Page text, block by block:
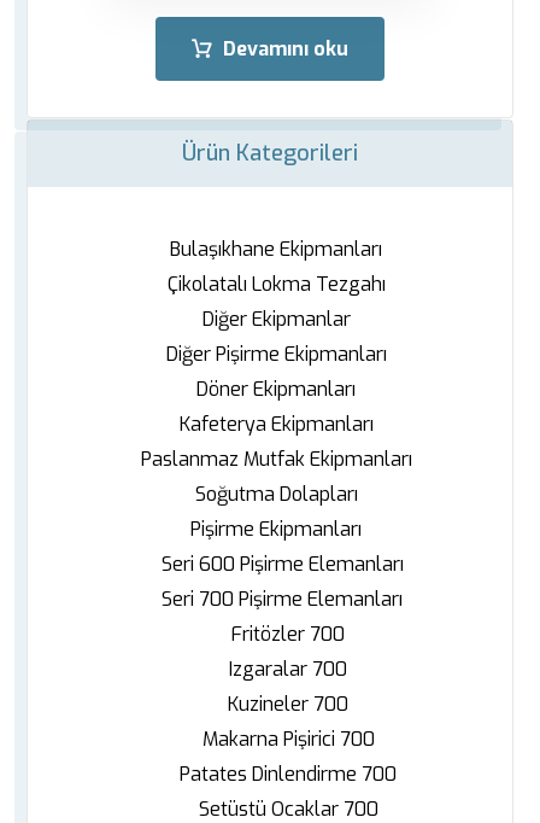
Devamını oku
Ürün Kategorileri
Bulaşıkhane Ekipmanları
Çikolatalı Lokma Tezgahı
Diğer Ekipmanlar
Diğer Pişirme Ekipmanları
Döner Ekipmanları
Kafeterya Ekipmanları
Paslanmaz Mutfak Ekipmanları
Soğutma Dolapları
Pişirme Ekipmanları
Seri 600 Pişirme Elemanları
Seri 700 Pişirme Elemanları
Fritözler 700
Izgaralar 700
Kuzineler 700
Makarna Pişirici 700
Patates Dinlendirme 700
Setüstü Ocaklar 700